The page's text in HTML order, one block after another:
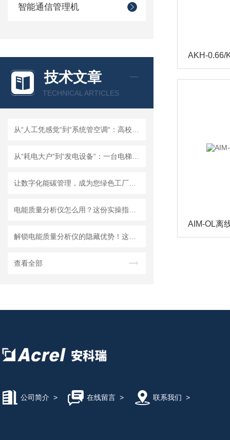
智能通信管理机
技术文章
TECHNICAL ARTICLES
查看全部
AIM-OL离
公司简介 > 在线留言> 联系我们 >